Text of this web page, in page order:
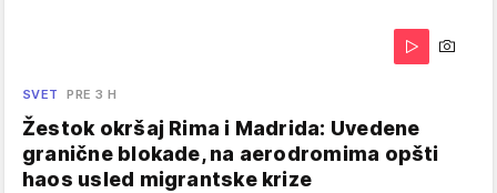
SVET PRE 3 H
Žestok okršaj Rima i Madrida: Uvedene
granične blokade, na aerodromima opšti
haos usled migrantske krize